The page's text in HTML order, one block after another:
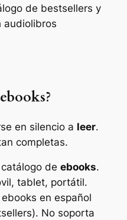
de bestsellers y
audiolibros
en silencio a leer.
completas.
de ebooks.
tablet, portátil.
ebooks en español
No soporta